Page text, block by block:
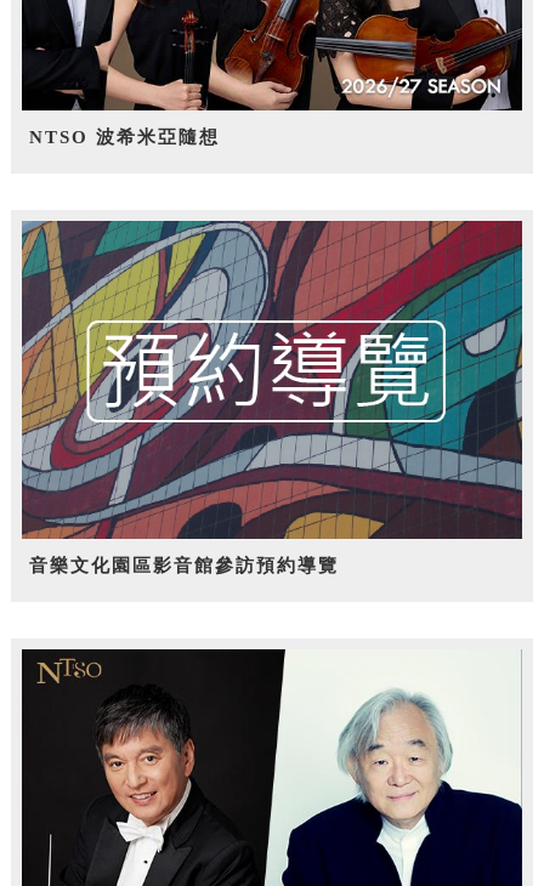
NTSO 波希米亞隨想
音樂文化園區影音館參訪預約導覽